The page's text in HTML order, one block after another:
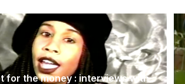
for the money : interviews with